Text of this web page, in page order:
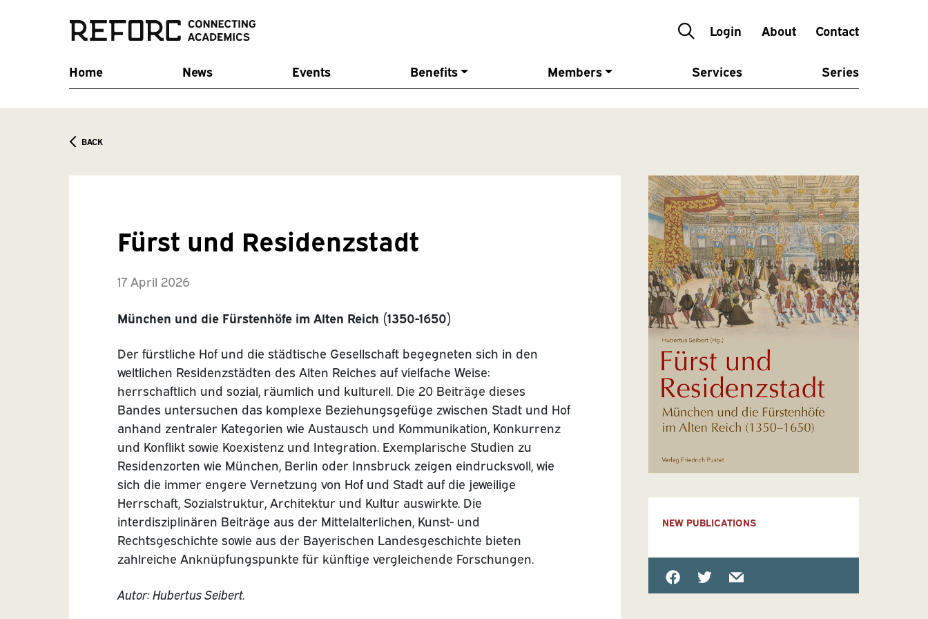
Login About Contact
Home News Events Benefits Members Services Series
BACK
Fürst und Residenzstadt
17 April 2026
München und die Fürstenhöfe im Alten Reich (1350-1650)
Der fürstliche Hof und die städtische Gesellschaft begegneten sich in den
weltlichen Residenzstädten des Alten Reiches auf vielfache Weise:
herrschaftlich und sozial, räumlich und kulturell. Die 20 Beiträge dieses
Bandes untersuchen das komplexe Beziehungsgefüge zwischen Stadt und Hof
anhand zentraler Kategorien wie Austausch und Kommunikation, Konkurrenz
und Konflikt sowie Koexistenz und Integration. Exemplarische Studien zu
Residenzorten wie München, Berlin oder Innsbruck zeigen eindrucksvoll, wie
sich die immer engere Vernetzung von Hof und Stadt auf die jeweilige
Herrschaft, Sozialstruktur, Architektur und Kultur auswirkte. Die
interdisziplinären Beiträge aus der Mittelalterlichen, Kunst- und
Rechtsgeschichte sowie aus der Bayerischen Landesgeschichte bieten
zahlreiche Anknüpfungspunkte für künftige vergleichende Forschungen.
Autor: Hubertus Seibert.
NEW PUBLICATIONS